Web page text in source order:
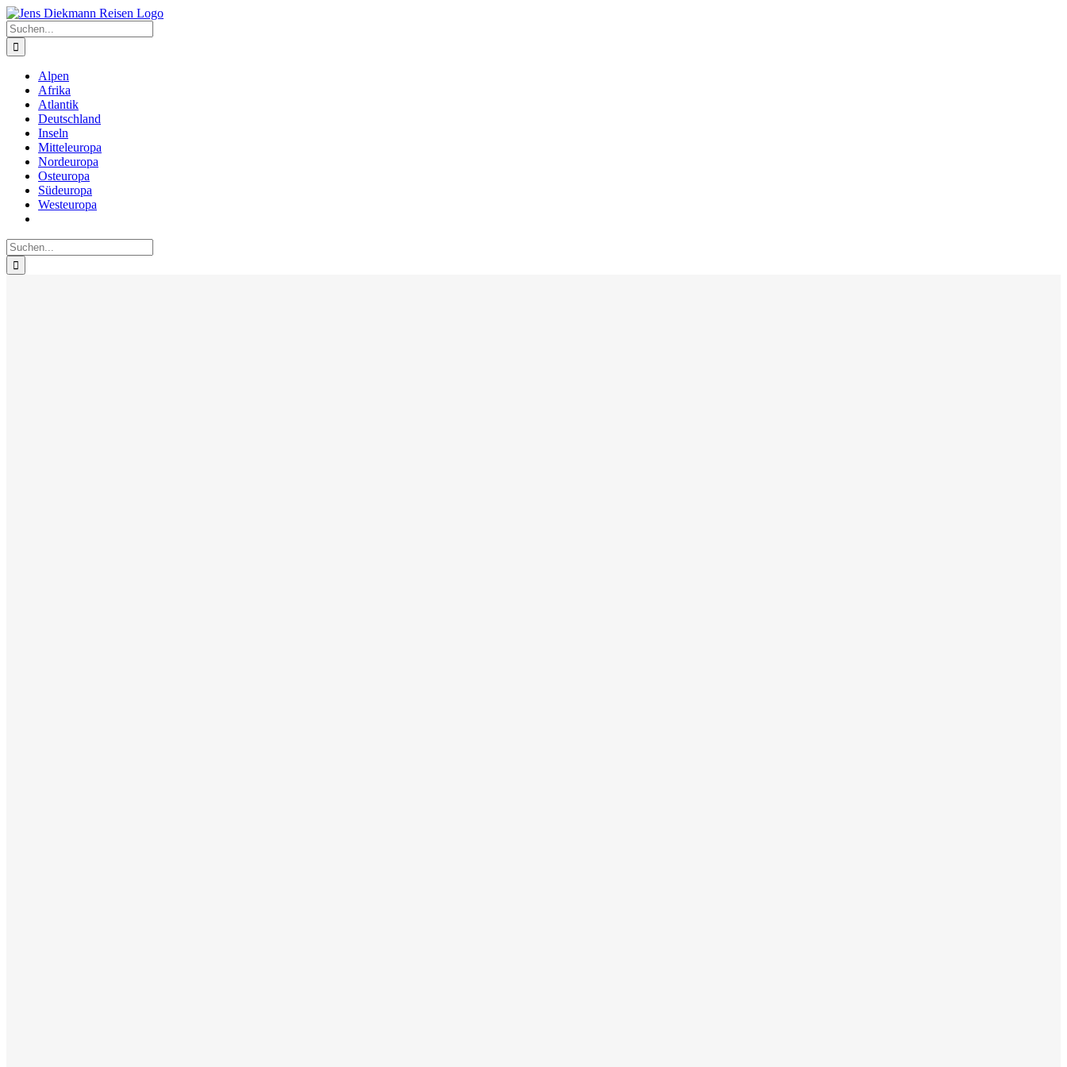
Zum
Inhalt
springen
Suche
nach:
Alpen
Afrika
Atlantik
Deutschland
Inseln
Mitteleuropa
Nordeuropa
Osteuropa
Südeuropa
Westeuropa
Suche
nach: